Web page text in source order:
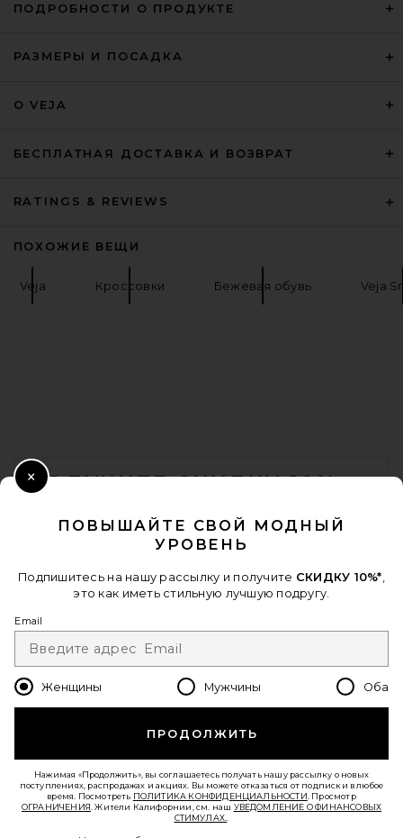
$110
HOKA U Mafate Speed 2
Sneakers in Cosmic Grey &
Alabaster
ПОДРОБНОСТИ О ПРОДУКТЕ
РАЗМЕРЫ И ПОСАДКА
О VEJA
БЕСПЛАТНАЯ ДОСТАВКА И ВОЗВРАТ
RATINGS & REVIEWS
ПОХОЖИЕ ВЕЩИ
Veja Кроссовки Бежевая обувь Veja
FOOTER
ПОЛУЧИТЕ СКИДКУ 10%
Отписаться можно в любой момент.политика
Change Country Regions
ru USD
Пройти краткий опрос о сегодняшнем визите.Вперед!
ПОВЫШАЙТЕ СВОЙ МОДНЫЙ
УРОВЕНЬ
Подпишитесь на нашу рассылку и получите СКИДКУ 10%*
это как иметь стильную лучшую подругу.
Email
Женщины Мужчины Оба
ПРОДОЛЖИТЬ
Нажимая «Продолжить», вы соглашаетесь получать нашу рассылку о новых
поступлениях, распродажах и акциях. Вы можете отказаться от подписки в любое
время. Посмотреть ПОЛИТИКА КОНФИДЕНЦИАЛЬНОСТИ . Просмотр
ОГРАНИЧЕНИЯ . Жители Калифорнии, см. наш УВЕДОМЛЕНИЕ О ФИНАНСОВЫХ
СТИМУЛАХ.
Close Modal